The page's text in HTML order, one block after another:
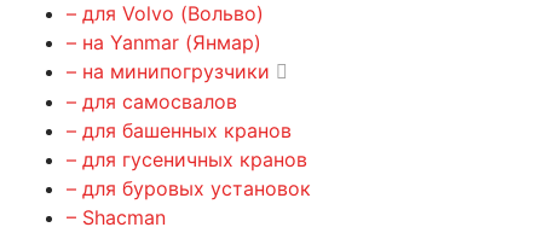
– для Volvo (Вольво)
– на Yanmar (Янмар)
– на минипогрузчики
– для самосвалов
– для башенных кранов
– для гусеничных кранов
– для буровых установок
– Shacman